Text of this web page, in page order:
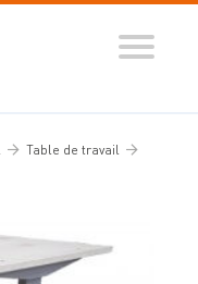
Table de travail